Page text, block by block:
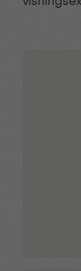
Peugeot